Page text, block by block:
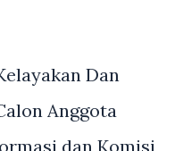
Dan
Anggota
dan Komisi